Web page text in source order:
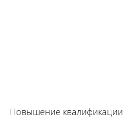
Повышение квалификации